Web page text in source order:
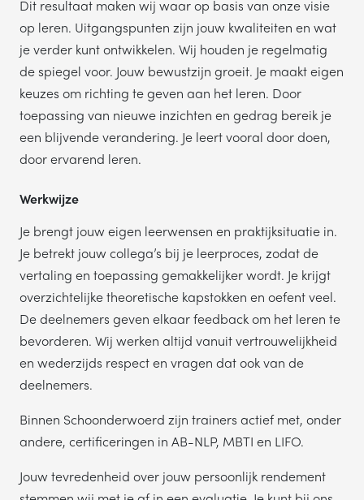
Dit resultaat maken wij waar op basis van onze visie
op leren. Uitgangspunten zijn jouw kwaliteiten en wat
je verder kunt ontwikkelen. Wij houden je regelmatig
de spiegel voor. Jouw bewustzijn groeit. Je maakt eigen
keuzes om richting te geven aan het leren. Door
toepassing van nieuwe inzichten en gedrag bereik je
een blijvende verandering. Je leert vooral door doen,
door ervarend leren.
Werkwijze
Je brengt jouw eigen leerwensen en praktijksituatie in.
Je betrekt jouw collega’s bij je leerproces, zodat de
vertaling en toepassing gemakkelijker wordt. Je krijgt
overzichtelijke theoretische kapstokken en oefent veel.
De deelnemers geven elkaar feedback om het leren te
bevorderen. Wij werken altijd vanuit vertrouwelijkheid
en wederzijds respect en vragen dat ook van de
deelnemers.
Binnen Schoonderwoerd zijn trainers actief met, onder
andere, certificeringen in AB-NLP, MBTI en LIFO.
Jouw tevredenheid over jouw persoonlijk rendement
VERSTUREN
Wij verkopen nooit gegevens aan derden. Hoe wij omgaan met je